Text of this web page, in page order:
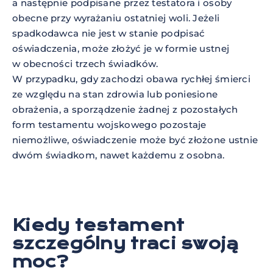
a następnie podpisane przez testatora i osoby
obecne przy wyrażaniu ostatniej woli. Jeżeli
spadkodawca nie jest w stanie podpisać
oświadczenia, może złożyć je w formie ustnej
w obecności trzech świadków.
W przypadku, gdy zachodzi obawa rychłej śmierci
ze względu na stan zdrowia lub poniesione
obrażenia, a sporządzenie żadnej z pozostałych
form testamentu wojskowego pozostaje
niemożliwe, oświadczenie może być złożone ustnie
dwóm świadkom, nawet każdemu z osobna.
Kiedy testament
szczególny traci swoją
moc?